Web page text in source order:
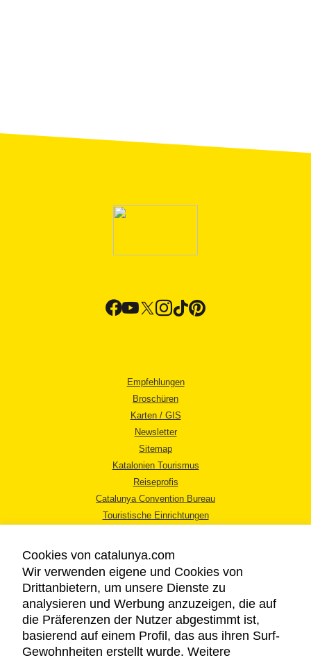
Empfehlungen
Broschüren
Karten / GIS
Newsletter
Sitemap
Katalonien Tourismus
Reiseprofis
Catalunya Convention Bureau
Touristische Einrichtungen
RECHTLICHER HINWEIS
DATENSCHUTZICHTLINIE
Cookies von catalunya.com
Wir verwenden eigene und Cookies von
Drittanbietern, um unsere Dienste zu
analysieren und Werbung anzuzeigen, die auf
die Präferenzen der Nutzer abgestimmt ist,
basierend auf einem Profil, das aus ihren Surf-
Gewohnheiten erstellt wurde. Weitere